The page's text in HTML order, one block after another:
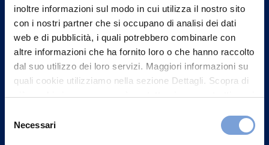
inoltre informazioni sul modo in cui utilizza il nostro sito
con i nostri partner che si occupano di analisi dei dati
web e di pubblicità, i quali potrebbero combinarle con
altre informazioni che ha fornito loro o che hanno raccolto
dal suo utilizzo dei loro servizi. Maggiori informazioni su
quali cookie utilizziamo nella sezione Dettagli. Scopra di
più su chi siamo, come può contattarci e come trattiamo i
può trovare nel footer del sito nella sezione "Informativa
delNecessari
Contattaci